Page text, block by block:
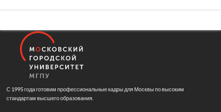
С 1995 года готовим профессиональные кадры для Москвы по высоким
стандартам высшего образования.